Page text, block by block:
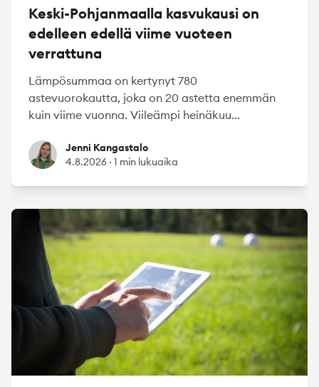
Keski-Pohjanmaalla kasvukausi on
edelleen edellä viime vuoteen
verrattuna
Lämpösummaa on kertynyt 780
astevuorokautta, joka on 20 astetta enemmän
kuin viime vuonna. Viileämpi heinäkuu...
Jenni Kangastalo
Jenni Kangastalo
4.8.2026 · 1 min lukuaika